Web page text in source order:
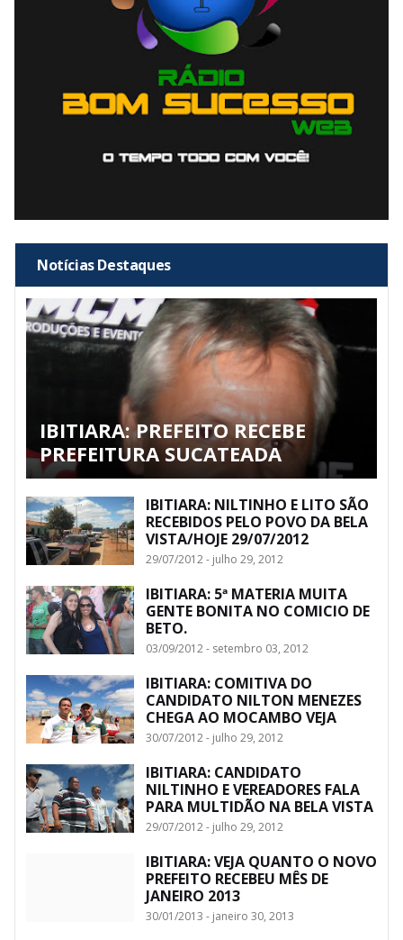
Notícias Destaques
IBITIARA: PREFEITO RECEBE
PREFEITURA SUCATEADA
IBITIARA: NILTINHO E LITO SÃO
RECEBIDOS PELO POVO DA BELA
VISTA/HOJE 29/07/2012
29/07/2012 - julho 29, 2012
IBITIARA: 5ª MATERIA MUITA
GENTE BONITA NO COMICIO DE
BETO.
03/09/2012 - setembro 03, 2012
IBITIARA: COMITIVA DO
CANDIDATO NILTON MENEZES
CHEGA AO MOCAMBO VEJA
30/07/2012 - julho 29, 2012
IBITIARA: CANDIDATO
NILTINHO E VEREADORES FALA
PARA MULTIDÃO NA BELA VISTA
29/07/2012 - julho 29, 2012
IBITIARA: VEJA QUANTO O NOVO
PREFEITO RECEBEU MÊS DE
JANEIRO 2013
30/01/2013 - janeiro 30, 2013